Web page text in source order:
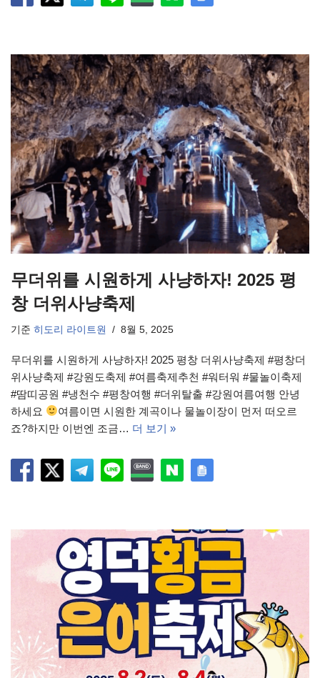
무더위를 시원하게 사냥하자! 2025 평
창 더위사냥축제
기준 히도리 라이트원 8월 5, 2025
무더위를 시원하게 사냥하자! 2025 평창 더위사냥축제 #평창더
위사냥축제 #강원도축제 #여름축제추천 #워터워 #물놀이축제
#땀띠공원 #냉천수 #평창여행 #더위탈출 #강원여름여행 안녕
하세요
여름이면 시원한 계곡이나 물놀이장이 먼저 떠오르
죠?하지만 이번엔 조금… 더 보기 »